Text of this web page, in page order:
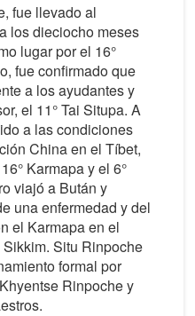
fue llevado al
los dieciocho meses
lugar por el 16°
fue confirmado que
a los ayudantes y
el 11° Tai Situpa. A
a las condiciones
China en el Tíbet,
Karmapa y el 6°
viajó a Bután y
una enfermedad y del
el Karmapa en el
Situ Rinpoche
formal por
Rinpoche y